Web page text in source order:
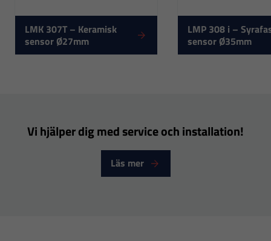
LMK 307T – Keramisk
sensor Ø27mm
LMP 308 i –
sensor Ø35mm
Vi hjälper dig med service och installation!
Läs mer
behövs för
att hemsidan
över huvud
Statistik
För att vi ska
kunna
förbättra